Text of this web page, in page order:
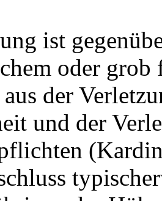
ist
oder grob
aus der
und der